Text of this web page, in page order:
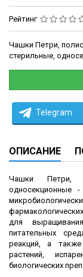
Рейтинг
Чашки Петри,
стерильные,
Telegram
ОПИСАНИЕ
Чашки Петри,
односекционные
для
питательных
реакций, а
растений,
биологических